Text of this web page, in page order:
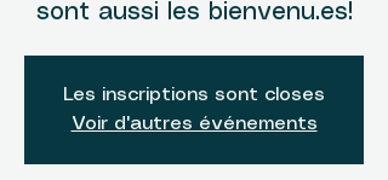
sont aussi les bienvenu.es!
Les inscriptions sont closes
Voir d'autres événements